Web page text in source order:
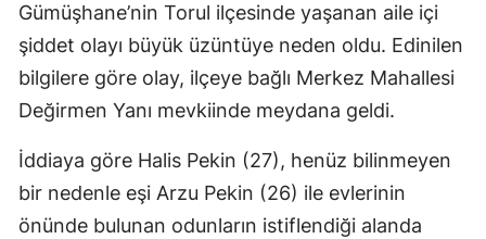
Gümüşhane’nin Torul ilçesinde yaşanan aile içi
şiddet olayı büyük üzüntüye neden oldu. Edinilen
bilgilere göre olay, ilçeye bağlı Merkez Mahallesi
Değirmen Yanı mevkiinde meydana geldi.
İddiaya göre Halis Pekin (27), henüz bilinmeyen
bir nedenle eşi Arzu Pekin (26) ile evlerinin
önünde bulunan odunların istiflendiği alanda